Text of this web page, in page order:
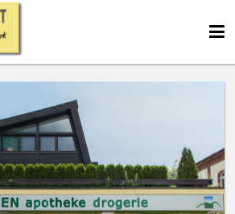
We use cookies
data protection